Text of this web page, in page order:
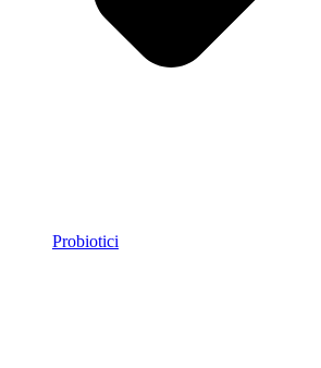
Probiotici